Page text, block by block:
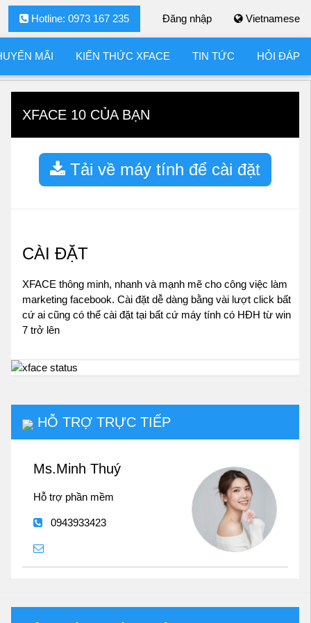
Vietnamese
Đăng nhập
Hotline: 0973 167 235
MÃI KIẾN THỨC XFACE TIN TỨC HỎI ĐÁP
XFACE 10 CỦA BẠN
Tải về máy tính để cài đặt
CÀI ĐẶT
XFACE thông minh, nhanh và mạnh mẽ cho công việc làm
marketing facebook. Cài đặt dễ dàng bằng vài lượt click bất
cứ ai cũng có thể cài đặt tại bất cứ máy tính có HĐH từ win
7 trở lên
HỖ TRỢ TRỰC TIẾP
Ms.Minh Thuý
Hỗ trợ phần mềm
0943933423